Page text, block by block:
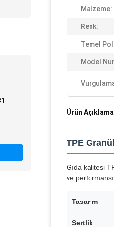
Malzeme:
Renk:
Temel
Model
Ürün
TPE
Gıda kalitesi
ve
Tasarım
Sertlik